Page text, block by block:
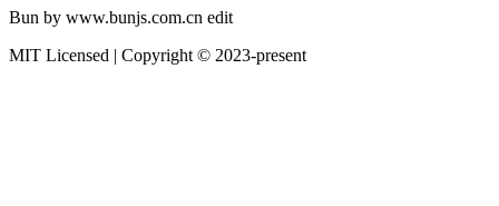
Bun by www.bunjs.com.cn edit
MIT Licensed | Copyright © 2023-present